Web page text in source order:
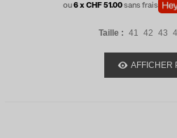
ou6 x CHF 51.00sans frais
Taille : 41 42 43
AFFICHER